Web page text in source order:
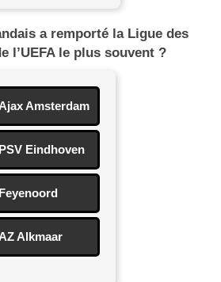
a remporté la Ligue des
l’UEFA le plus souvent ?
Amsterdam
PSV Eindhoven
Feyenoord
Alkmaar